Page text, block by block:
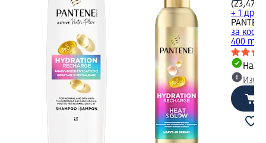
(23,47
+ 1 друг
за коса
400 ml